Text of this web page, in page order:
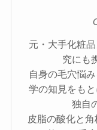
元・大手化粧
究にも
自身の毛穴悩
学の知見をも
独自
皮脂の酸化と